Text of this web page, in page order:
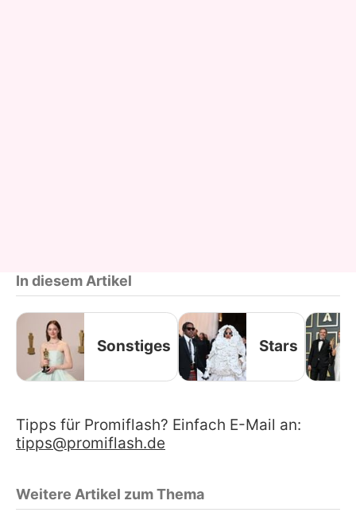
In diesem Artikel
Sonstiges Stars
Tipps für Promiflash? Einfach E-Mail an:
tipps@promiflash.de
Weitere Artikel zum Thema